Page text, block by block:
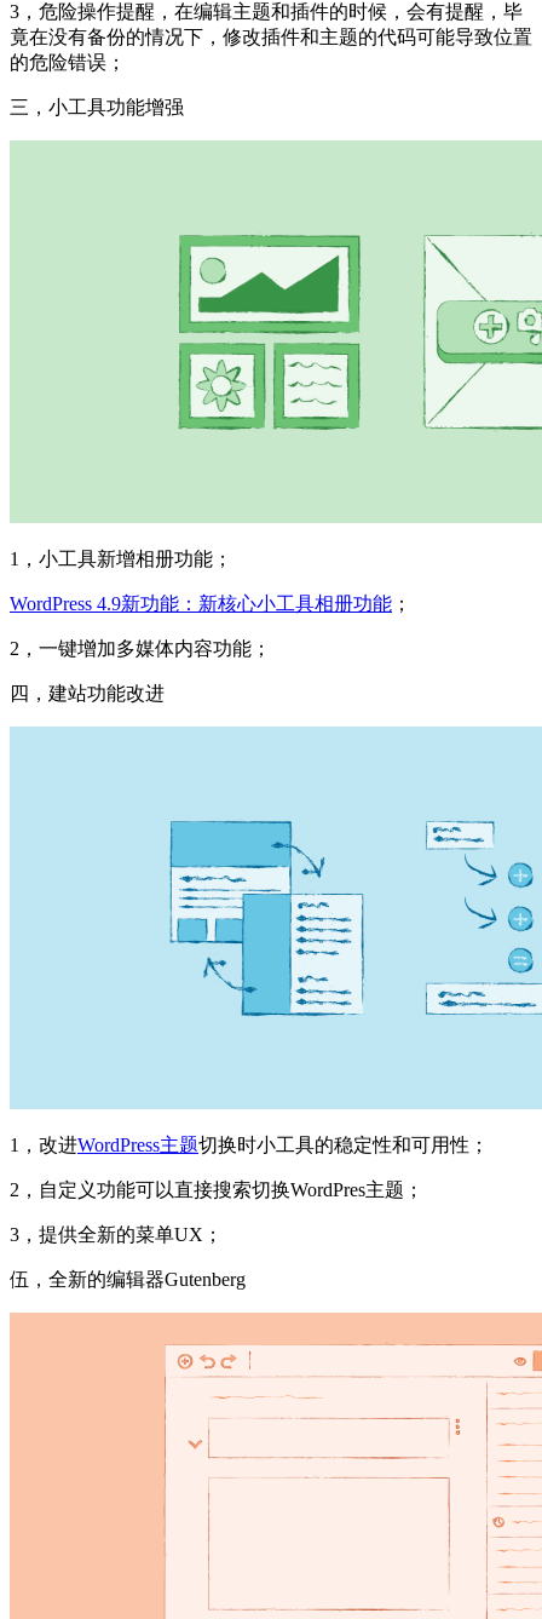
3，危险操作提醒，在编辑主题和插件的时候，会有提醒，毕
竟在没有备份的情况下，修改插件和主题的代码可能导致位置
的危险错误；
三，小工具功能增强
1，小工具新增相册功能；
WordPress 4.9新功能：新核心小工具相册功能 ；
2，一键增加多媒体内容功能；
四，建站功能改进
1，改进WordPress主题切换时小工具的稳定性和可用性；
2，自定义功能可以直接搜索切换WordPres主题；
3，提供全新的菜单UX；
伍，全新的编辑器Gutenberg